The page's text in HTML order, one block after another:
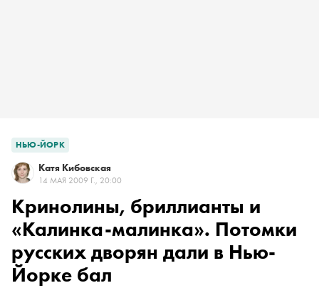
НЬЮ-ЙОРК
Катя Кибовская
14 МАЯ 2009 Г., 20:00
Кринолины, бриллианты и
«Калинка-малинка». Потомки
русских дворян дали в Нью-
Йорке бал